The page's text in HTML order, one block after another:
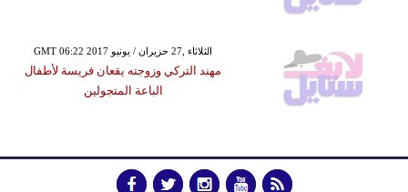
GMT 06:22 2017 الثلاثاء ,27 حزيران / يونيو
مهند التركي وزوجته يقعان فريسة لأطفال
الباعة المتجولين